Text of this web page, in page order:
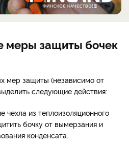
меры защиты бочек
мер защиты (независимо от
следующие действия:
чехла из теплоизоляционного
бочку от вымерзания и
конденсата.